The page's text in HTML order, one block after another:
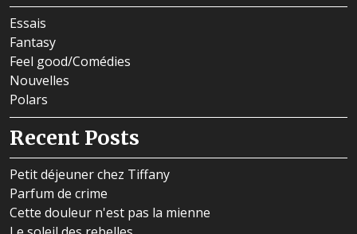
Essais
Fantasy
Feel good/Comédies
Nouvelles
Polars
Recent Posts
Petit déjeuner chez Tiffany
Parfum de crime
Cette douleur n'est pas la mienne